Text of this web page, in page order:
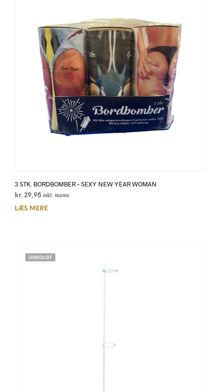
3 STK. BORDBOMBER – SEXY NEW YEAR WOMAN
kr. 29,95 inkl. moms
LÆS MERE
UDSOLGT